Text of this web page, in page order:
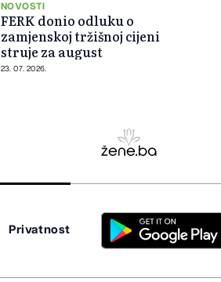
NOVOSTI
FERK donio odluku o
zamjenskoj tržišnoj cijeni
struje za august
23. 07. 2026.
Privatnost